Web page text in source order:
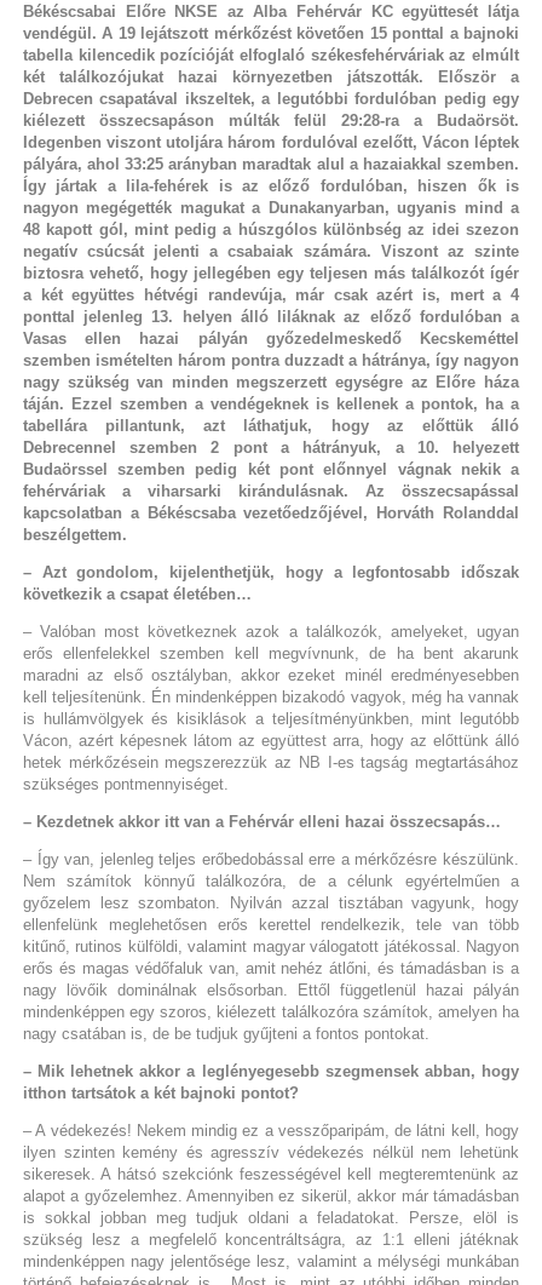
Békéscsabai Előre NKSE az Alba Fehérvár KC együttesét látja
vendégül. A 19 lejátszott mérkőzést követően 15 ponttal a bajnoki
tabella kilencedik pozícióját elfoglaló székesfehérváriak az elmúlt
két találkozójukat hazai környezetben játszották. Először a
Debrecen csapatával ikszeltek, a legutóbbi fordulóban pedig egy
kiélezett összecsapáson múlták felül 29:28-ra a Budaörsöt.
Idegenben viszont utoljára három fordulóval ezelőtt, Vácon léptek
pályára, ahol 33:25 arányban maradtak alul a hazaiakkal szemben.
Így jártak a lila-fehérek is az előző fordulóban, hiszen ők is
nagyon megégették magukat a Dunakanyarban, ugyanis mind a
48 kapott gól, mint pedig a húszgólos különbség az idei szezon
negatív csúcsát jelenti a csabaiak számára. Viszont az szinte
biztosra vehető, hogy jellegében egy teljesen más találkozót ígér
a két együttes hétvégi randevúja, már csak azért is, mert a 4
ponttal jelenleg 13. helyen álló liláknak az előző fordulóban a
Vasas ellen hazai pályán győzedelmeskedő Kecskeméttel
szemben ismételten három pontra duzzadt a hátránya, így nagyon
nagy szükség van minden megszerzett egységre az Előre háza
táján. Ezzel szemben a vendégeknek is kellenek a pontok, ha a
tabellára pillantunk, azt láthatjuk, hogy az előttük álló
Debrecennel szemben 2 pont a hátrányuk, a 10. helyezett
Budaörssel szemben pedig két pont előnnyel vágnak nekik a
fehérváriak a viharsarki kirándulásnak. Az összecsapással
kapcsolatban a Békéscsaba vezetőedzőjével, Horváth Rolanddal
beszélgettem.
– Azt gondolom, kijelenthetjük, hogy a legfontosabb időszak
következik a csapat életében…
– Valóban most következnek azok a találkozók, amelyeket, ugyan
erős ellenfelekkel szemben kell megvívnunk, de ha bent akarunk
maradni az első osztályban, akkor ezeket minél eredményesebben
kell teljesítenünk. Én mindenképpen bizakodó vagyok, még ha vannak
is hullámvölgyek és kisiklások a teljesítményünkben, mint legutóbb
Vácon, azért képesnek látom az együttest arra, hogy az előttünk álló
hetek mérkőzésein megszerezzük az NB I-es tagság megtartásához
szükséges pontmennyiséget.
– Kezdetnek akkor itt van a Fehérvár elleni hazai összecsapás…
– Így van, jelenleg teljes erőbedobással erre a mérkőzésre készülünk.
Nem számítok könnyű találkozóra, de a célunk egyértelműen a
győzelem lesz szombaton. Nyilván azzal tisztában vagyunk, hogy
ellenfelünk meglehetősen erős kerettel rendelkezik, tele van több
kitűnő, rutinos külföldi, valamint magyar válogatott játékossal. Nagyon
erős és magas védőfaluk van, amit nehéz átlőni, és támadásban is a
nagy lövőik dominálnak elsősorban. Ettől függetlenül hazai pályán
mindenképpen egy szoros, kiélezett találkozóra számítok, amelyen ha
nagy csatában is, de be tudjuk gyűjteni a fontos pontokat.
– Mik lehetnek akkor a leglényegesebb szegmensek abban, hogy
itthon tartsátok a két bajnoki pontot?
– A védekezés! Nekem mindig ez a vesszőparipám, de látni kell, hogy
ilyen szinten kemény és agresszív védekezés nélkül nem lehetünk
sikeresek. A hátsó szekciónk feszességével kell megteremtenünk az
alapot a győzelemhez. Amennyiben ez sikerül, akkor már támadásban
is sokkal jobban meg tudjuk oldani a feladatokat. Persze, elöl is
szükség lesz a megfelelő koncentráltságra, az 1:1 elleni játéknak
mindenképpen nagy jelentősége lesz, valamint a mélységi munkában